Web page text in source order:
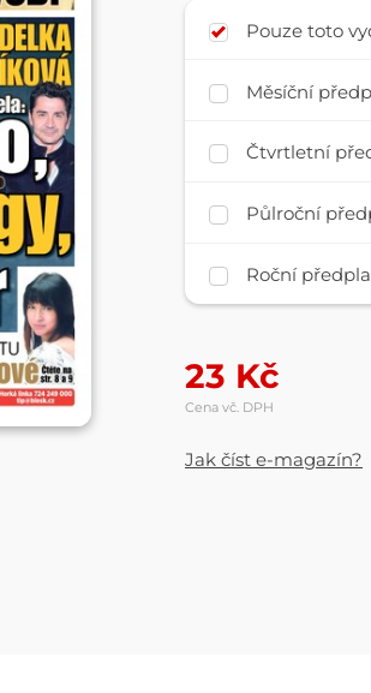
Pouze toto
Měsíční
Čtvrtletní
Půlroční
Roční
23 Kč
Cena vč. DPH
Jak číst e-magazín?